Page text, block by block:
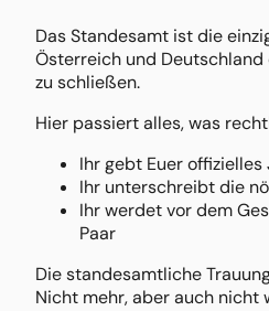
Das Standesamt ist die
Österreich und
zu schließen.
Hier passiert alles, was
Ihr gebt Euer
Ihr unterschreibt die
Ihr werdet vor dem
Paar
Die standesamtliche
Nicht mehr, aber auch nicht